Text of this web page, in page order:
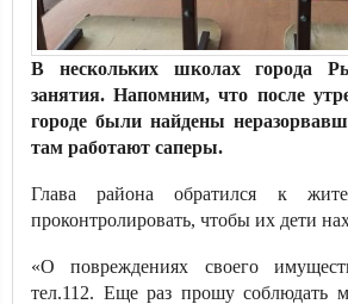
В нескольких школах города
занятия. Напомним, что после
городе были найдены
там работают саперы.
Глава района обратился к
проконтролировать, чтобы их дети
«О повреждениях своего
тел.112. Еще раз прошу соблюдать